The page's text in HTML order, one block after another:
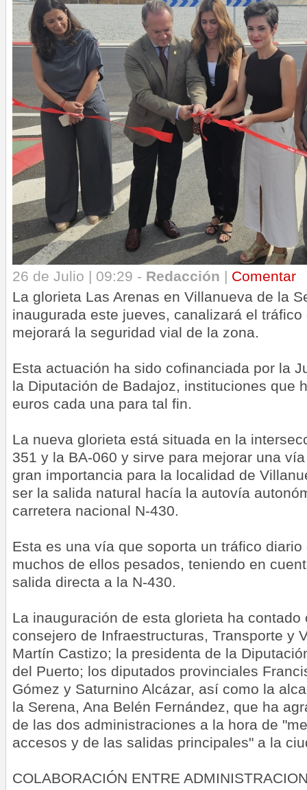
26 de Julio | 09:29 - Redacción | Comentar
La glorieta Las Arenas en Villanueva de la
inaugurada este jueves, canalizará el
mejorará la seguridad vial de la zona.
Esta actuación ha sido cofinanciada por la
la Diputación de Badajoz, instituciones que
euros cada una para tal fin.
La nueva glorieta está situada en la
351 y la BA-060 y sirve para mejorar una
gran importancia para la localidad de
ser la salida natural hacía la autovía
carretera nacional N-430.
Esta es una vía que soporta un tráfico
muchos de ellos pesados, teniendo en
salida directa a la N-430.
La inauguración de esta glorieta ha
consejero de Infraestructuras, Transporte y
Martín Castizo; la presidenta de la
del Puerto; los diputados provinciales
Gómez y Saturnino Alcázar, así como la
la Serena, Ana Belén Fernández, que ha
de las dos administraciones a la hora de
accesos y de las salidas principales" a la
COLABORACIÓN ENTRE